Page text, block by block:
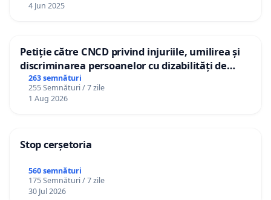
4 Jun 2025
Petiție către CNCD privind injuriile, umilirea și
discriminarea persoanelor cu dizabilități de
către utilizatorul TikTok „Gorici”
263 semnături
255 Semnături / 7 zile
1 Aug 2026
Stop cerșetoria
560 semnături
175 Semnături / 7 zile
30 Jul 2026